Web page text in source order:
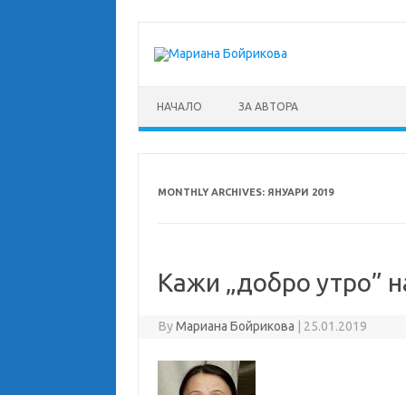
content
НАЧАЛО ЗА АВТОРА
MONTHLY ARCHIVES: ЯНУАРИ 2019
Кажи „добро утро”
ByМариана Бойрикова 25.01.2019